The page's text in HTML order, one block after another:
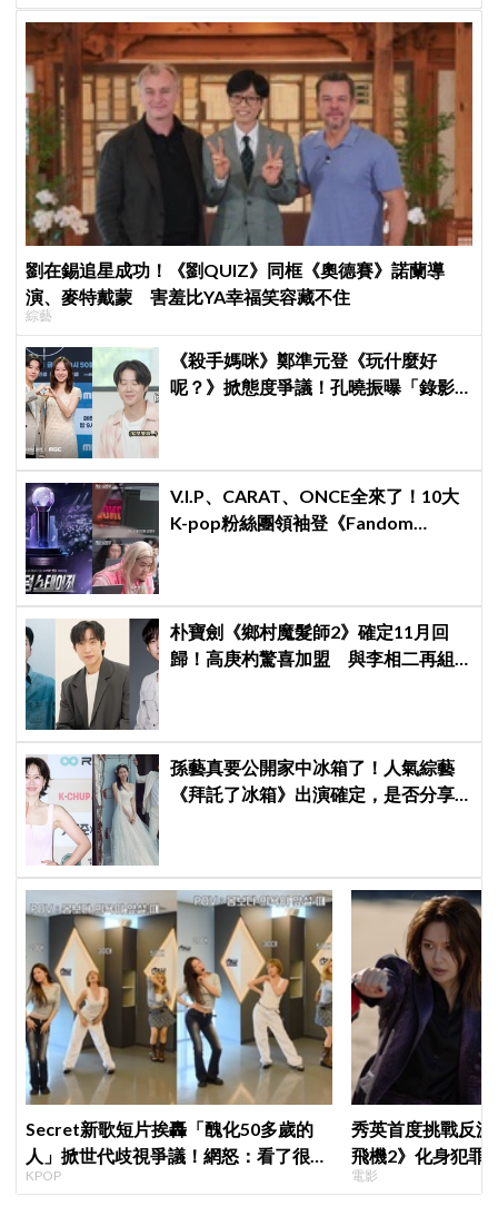
劉在錫追星成功！《劉QUIZ》同框《奧德賽》諾蘭導
演、麥特戴蒙 害羞比YA幸福笑容藏不住
綜藝
《殺手媽咪》鄭準元登《玩什麼好
呢？》掀態度爭議！孔曉振曝「錄影
V.I.P、CARAT、ONCE全來了！10大
K-pop粉絲團領袖登《Fandom
朴寶劍《鄉村魔髮師2》確定11月回
歸！高庚杓驚喜加盟 與李相二再組
孫藝真要公開家中冰箱了！人氣綜藝
《拜託了冰箱》出演確定，是否分享
Secret新歌短片挨轟「醜化50多歲的
人」掀世代歧視爭議！網怒：看了很不
舒服
KPOP
秀英首度挑戰反
飛機2》化身犯罪
電影